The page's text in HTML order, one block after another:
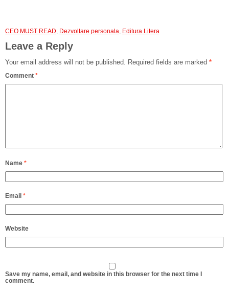
CEO MUST READ, Dezvoltare personala, Editura Litera
Leave a Reply
Your email address will not be published. Required fields are marked *
Comment *
Name *
Email *
Website
Save my name, email, and website in this browser for the next time I
comment.